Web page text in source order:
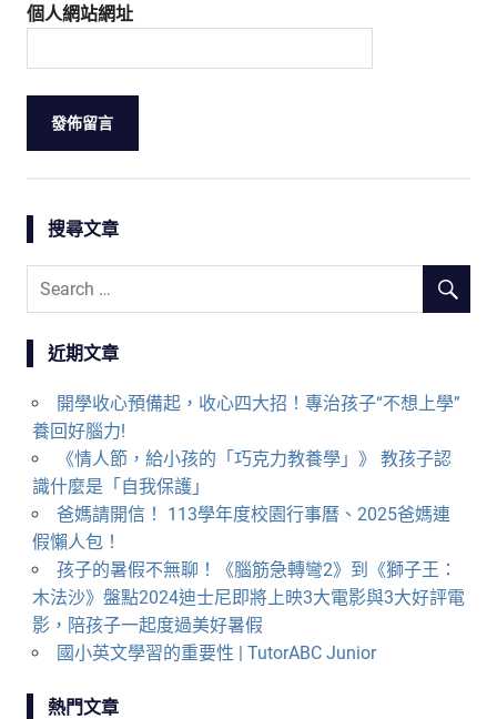
個人網站網址
搜尋文章
近期文章
開學收心預備起，收心四大招！專治孩子“不想上學”
養回好腦力!
《情人節，給小孩的「巧克力教養學」》 教孩子認
識什麼是「自我保護」
爸媽請開信！ 113學年度校園行事曆、2025爸媽連
假懶人包！
孩子的暑假不無聊！《腦筋急轉彎2》到《獅子王：
木法沙》盤點2024迪士尼即將上映3大電影與3大好評電
影，陪孩子一起度過美好暑假
國小英文學習的重要性 | TutorABC Junior
熱門文章